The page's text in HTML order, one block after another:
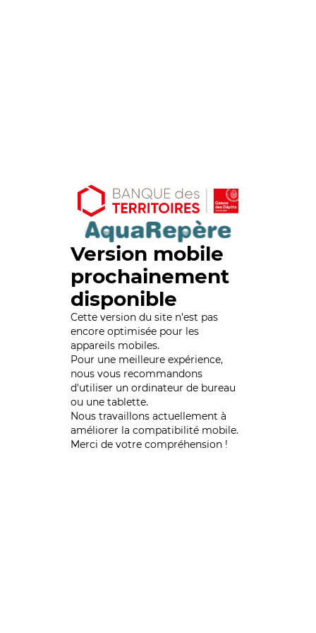
Version mobile
prochainement
disponible
Cette version du site n’est pas
encore optimisée pour les
appareils mobiles.
Pour une meilleure expérience,
nous vous recommandons
d'utiliser un ordinateur de bureau
ou une tablette.
Nous travaillons actuellement à
améliorer la compatibilité mobile.
Merci de votre compréhension !